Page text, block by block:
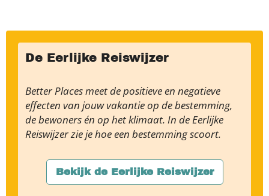
De Eerlijke Reiswijzer
Better Places meet de positieve en negatieve
effecten van jouw vakantie op de bestemming,
de bewoners én op het klimaat. In de Eerlijke
Reiswijzer zie je hoe een bestemming scoort.
Bekijk de Eerlijke Reiswijzer